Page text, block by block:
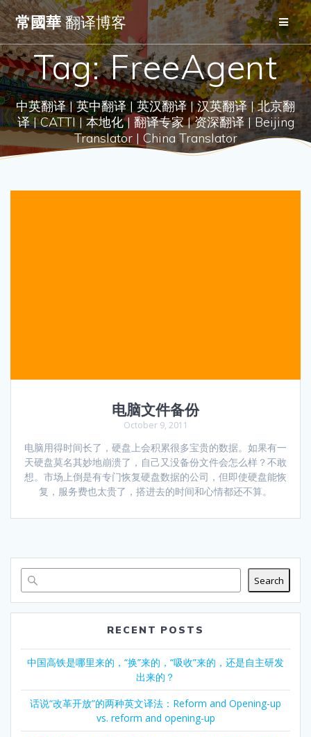
Skip
to
content
常國華翻译博客
Tag:FreeAgent
中英翻译 | 英中翻译 | 英汉翻译 | 汉英翻译 | 北京翻
译 | CATTI | 本地化 | 翻译专家 | 资深翻译 | Beijing
Translator | China Translator
电脑文件备份
October 9, 2011
电脑用得时间长了，硬盘上会积累很多宝贵的数据。如果有一
天硬盘莫名其妙地崩溃了，自己又没备份文件会怎么样？不敢
想。市场上倒是有专门恢复硬盘数据的公司，但即使硬盘能恢
复，服务费也太贵了，搭进去的时间和心情都还不算。
Search
RECENT POSTS
中国高铁是哪里来的，“换”来的，“吸收”来的，还是自主研发
出来的？
话说“改革开放”的两种英文译法：Reform and Opening-up
vs. reform and opening-up